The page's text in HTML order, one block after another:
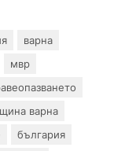
варна
мвр
варна
българия